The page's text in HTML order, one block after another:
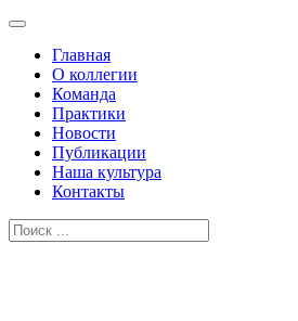
Главная
О коллегии
Команда
Практики
Новости
Публикации
Наша культура
Контакты